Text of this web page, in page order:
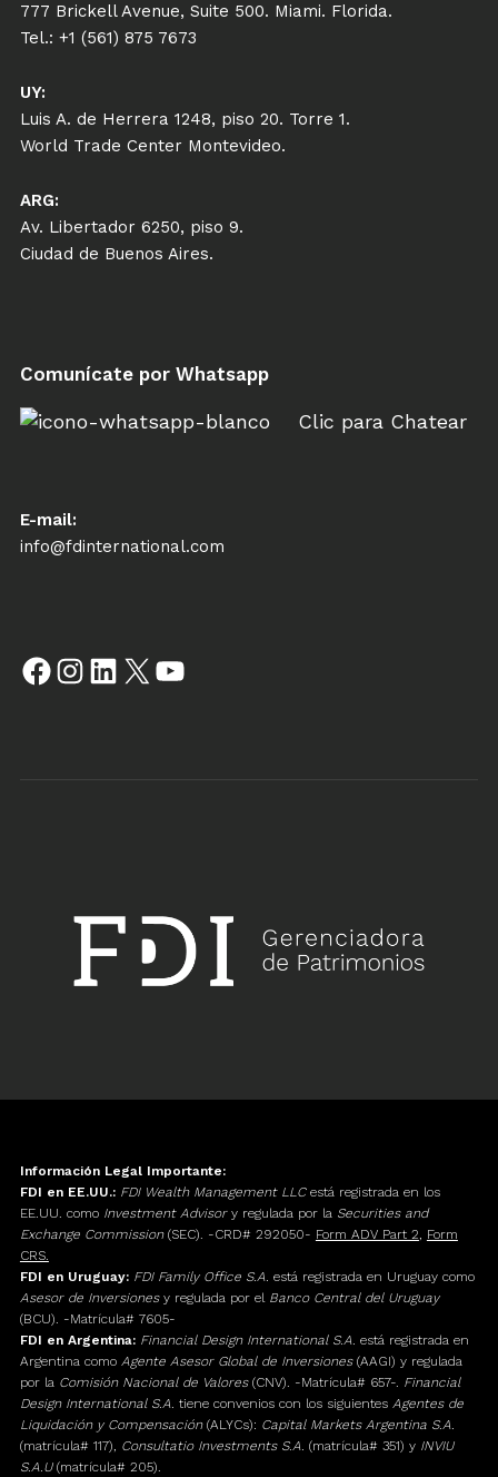
777 Brickell Avenue, Suite 500. Miami. Florida.
Tel.: +1 (561) 875 7673
UY:
Luis A. de Herrera 1248, piso 20. Torre 1.
World Trade Center Montevideo.
ARG:
Av. Libertador 6250, piso 9.
Ciudad de Buenos Aires.
Comunícate por Whatsapp
Clic para Chatear
E-mail:
info@fdinternational.com
Información Legal Importante:
FDI en EE.UU.: FDI Wealth Management LLCestá registrada en los
EE.UU. como Investment Advisory regulada por la Securities and
Exchange Commission(SEC). -CRD# 292050- Form ADV Part 2
Form
CRS.
FDI en Uruguay: FDI Family Office S.A. está registrada en Uruguay como
Asesor de Inversionesy regulada por el Banco Central del Uruguay
(BCU). -Matrícula# 7605-
FDI en Argentina: Financial Design International S.A. está registrada en
Argentina como Agente Asesor Global de Inversiones(AAGI) y regulada
por la Comisión Nacional de Valores(CNV). -Matrícula# 657-. Financial
Design International S.A. tiene convenios con los siguientes Agentes de
Liquidación y Compensación(ALYCs): Capital Markets Argentina S.A.
(matrícula# 117), Consultatio Investments S.A. (matrícula# 351) y INVIU
S.A.U(matrícula# 205).